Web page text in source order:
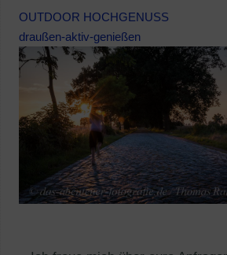
OUTDOOR HOCHGENUSS
draußen-aktiv-genießen